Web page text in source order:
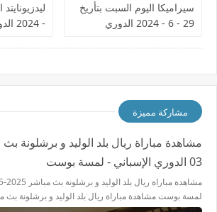
سيراميكا اليوم السبت بتأريخ
29 - 6 - 2024 الدوري
- 2024 الدور الـ 16
مشاركة مميزة
03 الدوري الإسباني - لمسة بوست
لمسة بوست مشاهدة مباراة ريال بلد الوليد و برشلونة